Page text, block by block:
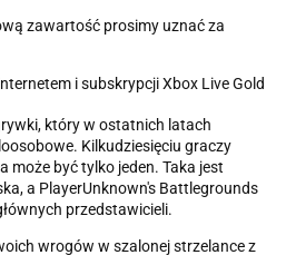
zawartość prosimy uznać za
i subskrypcji Xbox Live Gold
który w ostatnich latach
Kilkudziesięciu graczy
może być tylko jeden. Taka jest
a PlayerUnknown's Battlegrounds
przedstawicieli.
wrogów w szalonej strzelance z